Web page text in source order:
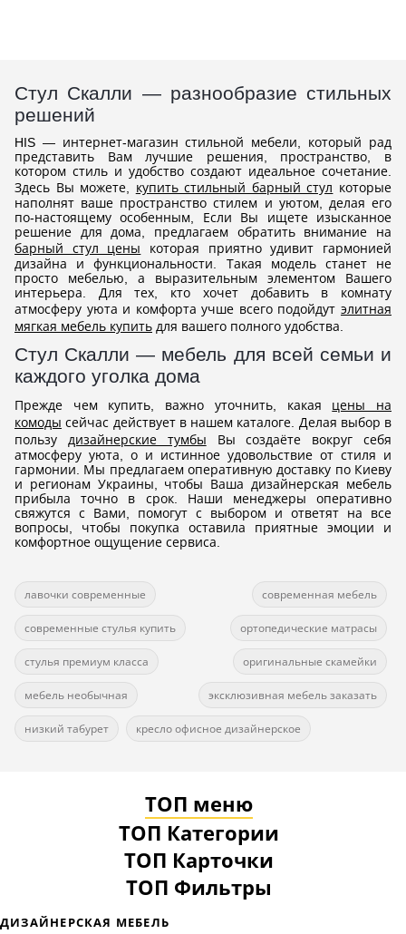
Стул Скалли — разнообразие стильных
решений
HIS — интернет-магазин стильной мебели, который рад
представить Вам лучшие решения, пространство, в
котором стиль и удобство создают идеальное сочетание.
Здесь Вы можете, купить стильный барный стул которые
наполнят ваше пространство стилем и уютом, делая его
по-настоящему особенным, Если Вы ищете изысканное
решение для дома, предлагаем обратить внимание на
барный стул цены которая приятно удивит гармонией
дизайна и функциональности. Такая модель станет не
просто мебелью, а выразительным элементом Вашего
интерьера. Для тех, кто хочет добавить в комнату
атмосферу уюта и комфорта учше всего подойдут элитная
мягкая мебель купить для вашего полного удобства.
Стул Скалли — мебель для всей семьи и
каждого уголка дома
Прежде чем купить, важно уточнить, какая цены на
комоды сейчас действует в нашем каталоге. Делая выбор в
пользу дизайнерские тумбы Вы создаёте вокруг себя
атмосферу уюта, о и истинное удовольствие от стиля и
гармонии. Мы предлагаем оперативную доставку по Киеву
и регионам Украины, чтобы Ваша дизайнерская мебель
прибыла точно в срок. Наши менеджеры оперативно
свяжутся с Вами, помогут с выбором и ответят на все
вопросы, чтобы покупка оставила приятные эмоции и
комфортное ощущение сервиса.
лавочки современные современная мебель
современные стулья купить ортопедические матрасы
стулья премиум класса оригинальные скамейки
мебель необычная эксклюзивная мебель заказать
низкий табурет кресло офисное дизайнерское
ТОП меню
ТОП Категории
ТОП Карточки
ТОП Фильтры